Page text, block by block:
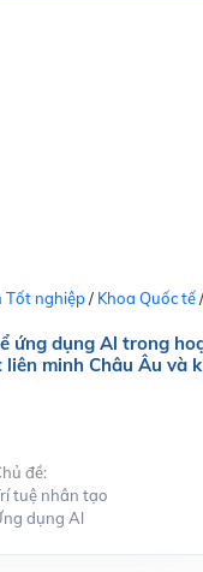
Tốt nghiệp/ Khoa Quốc tế/
ứng dụng Al trong
minh Châu Âu và
đề:
tuệ nhân tạo
dụng Al